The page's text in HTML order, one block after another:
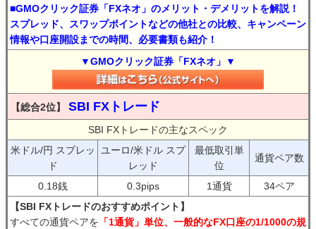
■GMOクリック証券「FXネオ」のメリット・デメリットを解説！
スプレッド、スワップポイントなどの他社との比較、キャンペーン
情報や口座開設までの時間、必要書類も紹介！
▼GMOクリック証券「FXネオ」▼
【総合2位】 SBI FXトレード
SBI FXトレードの主なスペック
米ドル/円 スプレッ
ド
ユーロ/米ドル スプ
レッド
最低取引単
位
通貨ペア数
0.18銭 0.3pips 1通貨
34ペア
【SBI FXトレードのおすすめポイント】
すべての通貨ペアを 「1通貨」単位、一般的なFX口座の1/1000の規